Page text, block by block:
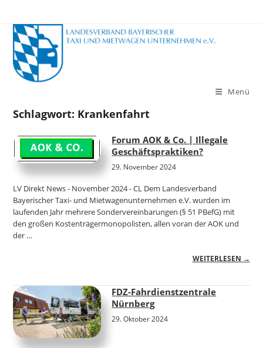
Inhalt
springen
Menü
Schlagwort: Krankenfahrt
Forum AOK & Co. | Illegale
Geschäftspraktiken?
29. November 2024
LV Direkt News - November 2024 - CL Dem Landesverband
Bayerischer Taxi- und Mietwagenunternehmen e.V. wurden im
laufenden Jahr mehrere Sondervereinbarungen (§ 51 PBefG) mit
den großen Kostenträgermonopolisten, allen voran der AOK und
der …
WEITERLESEN →
FDZ-Fahrdienstzentrale
Nürnberg
29. Oktober 2024